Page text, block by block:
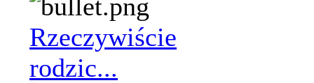
Rzeczywiście
rodzic...